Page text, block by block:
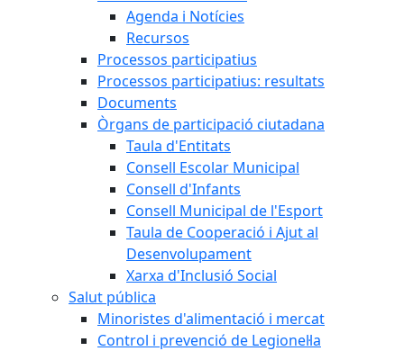
Agenda i Notícies
Recursos
Processos participatius
Processos participatius: resultats
Documents
Òrgans de participació ciutadana
Taula d'Entitats
Consell Escolar Municipal
Consell d'Infants
Consell Municipal de l'Esport
Taula de Cooperació i Ajut al
Desenvolupament
Xarxa d'Inclusió Social
Salut pública
Minoristes d'alimentació i mercat
Control i prevenció de Legionel·la